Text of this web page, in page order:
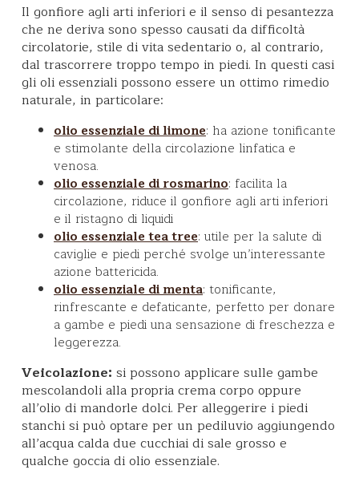
Il gonfiore agli arti inferiori e il senso di pesantezza
che ne deriva sono spesso causati da difficoltà
circolatorie, stile di vita sedentario o, al contrario,
dal trascorrere troppo tempo in piedi. In questi casi
gli oli essenziali possono essere un ottimo rimedio
naturale, in particolare:
olio essenziale di limone: ha azione tonificante
e stimolante della circolazione linfatica e
venosa.
olio essenziale di rosmarino: facilita la
circolazione, riduce il gonfiore agli arti inferiori
e il ristagno di liquidi
olio essenziale tea tree: utile per la salute di
caviglie e piedi perché svolge un’interessante
azione battericida.
olio essenziale di menta: tonificante,
rinfrescante e defaticante, perfetto per donare
a gambe e piedi una sensazione di freschezza e
leggerezza.
Veicolazione: si possono applicare sulle gambe
mescolandoli alla propria crema corpo oppure
all’olio di mandorle dolci. Per alleggerire i piedi
stanchi si può optare per un pediluvio aggiungendo
all’acqua calda due cucchiai di sale grosso e
qualche goccia di olio essenziale.